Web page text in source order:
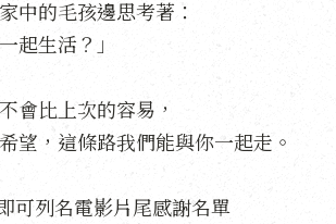
中的毛孩邊思考著：
起生活？」
會比上次的容易，
望，這條路我們能與你一起走。
可列名電影片尾感謝名單